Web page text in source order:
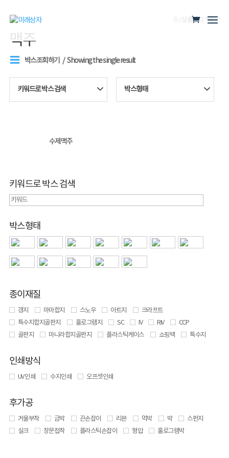
/ 상품 태그 “맥주”
맥주
박스조회하기 Showing the single result
키워드로 박스 검색 박스형태
수제맥주
키워드로 박스 검색
박스형태
종이재질
갱지 마마합지 스노우 아트지
크라프트
특수지합지골판지
홀로그램지 SC IV RIV
CCP
골판지
마니라합지골판지 플라스틱케이스 쇼핑백 특수지
인쇄방식
UV 인쇄 수지인쇄 오프셋인쇄
후가공
거울부착 금박 끈손잡이 리본 먹박 박
스펀지
실크
창문접착 플라스틱손잡이 형압 홀로그램박